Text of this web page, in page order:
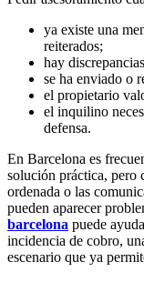
ya existe una
reiterados;
hay
se ha enviado o
el propietario
el inquilino
defensa.
En Barcelona es
solución práctica, pero
ordenada o las
pueden aparecer
barcelona puede
incidencia de cobro,
escenario que ya